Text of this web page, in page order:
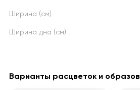
Ширина (см)
Ширина дна (см)
Варианты расцветок и образов